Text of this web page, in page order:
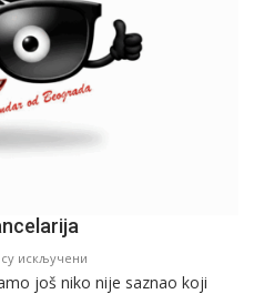
искључени
Beogradska
još niko nije saznao koji